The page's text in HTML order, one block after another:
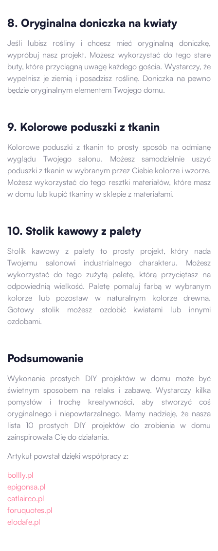
8. Oryginalna doniczka na kwiaty
Jeśli lubisz rośliny i chcesz mieć oryginalną doniczkę,
wypróbuj nasz projekt. Możesz wykorzystać do tego stare
buty, które przyciągną uwagę każdego gościa. Wystarczy, że
wypełnisz je ziemią i posadzisz roślinę. Doniczka na pewno
będzie oryginalnym elementem Twojego domu.
9. Kolorowe poduszki z tkanin
Kolorowe poduszki z tkanin to prosty sposób na odmianę
wyglądu Twojego salonu. Możesz samodzielnie uszyć
poduszki z tkanin w wybranym przez Ciebie kolorze i wzorze.
Możesz wykorzystać do tego resztki materiałów, które masz
w domu lub kupić tkaniny w sklepie z materiałami.
10. Stolik kawowy z palety
Stolik kawowy z palety to prosty projekt, który nada
Twojemu salonowi industrialnego charakteru. Możesz
wykorzystać do tego zużytą paletę, którą przyciętasz na
odpowiednią wielkość. Paletę pomaluj farbą w wybranym
kolorze lub pozostaw w naturalnym kolorze drewna.
Gotowy stolik możesz ozdobić kwiatami lub innymi
ozdobami.
Podsumowanie
Wykonanie prostych DIY projektów w domu może być
świetnym sposobem na relaks i zabawę. Wystarczy kilka
pomysłów i trochę kreatywności, aby stworzyć coś
oryginalnego i niepowtarzalnego. Mamy nadzieję, że nasza
lista 10 prostych DIY projektów do zrobienia w domu
zainspirowała Cię do działania.
Artykuł powstał dzięki współpracy z:
bollly.pl
epigonsa.pl
catlairco.pl
foruquotes.pl
elodafe.pl